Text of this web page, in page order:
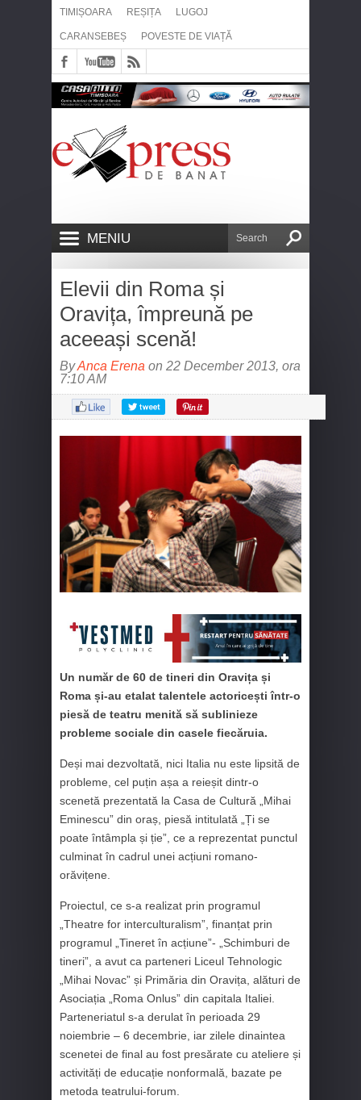
TIMIȘOARA REȘIȚA LUGOJ
CARANSEBEȘ POVESTE DE VIAȚĂ
MENIU
Elevii din Roma și
Oravița, împreună pe
aceeași scenă!
ByAnca Erena on 22 December 2013, ora
7:10 AM
Un număr de 60 de tineri din Oravița și
Roma și-au etalat talentele actoricești într-o
piesă de teatru menită să sublinieze
probleme sociale din casele fiecăruia.
Deși mai dezvoltată, nici Italia nu este lipsită de
probleme, cel puțin așa a reieșit dintr-o
scenetă prezentată la Casa de Cultură „Mihai
Eminescu” din oraș, piesă intitulată „Ți se
poate întâmpla și ție”, ce a reprezentat punctul
culminat în cadrul unei acțiuni romano-
orăvițene.
Proiectul, ce s-a realizat prin programul
„Theatre for interculturalism”, finanțat prin
programul „Tineret în acțiune”- „Schimburi de
tineri”, a avut ca parteneri Liceul Tehnologic
„Mihai Novac” și Primăria din Oravița, alături de
Asociația „Roma Onlus” din capitala Italiei.
Parteneriatul s-a derulat în perioada 29
noiembrie – 6 decembrie, iar zilele dinaintea
scenetei de final au fost presărate cu ateliere și
activități de educație nonformală, bazate pe
metoda teatrului-forum.